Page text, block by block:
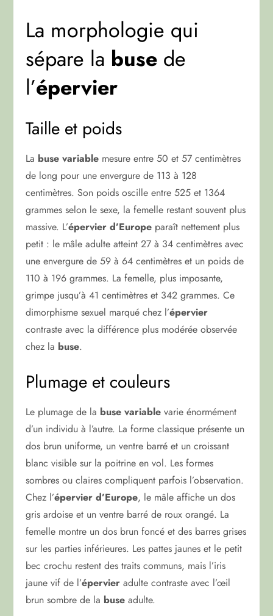
La morphologie qui
sépare la buse de
l’épervier
Taille et poids
La buse variable mesure entre 50 et 57 centimètres
de long pour une envergure de 113 à 128
centimètres. Son poids oscille entre 525 et 1364
grammes selon le sexe, la femelle restant souvent plus
massive. L’épervier d’Europe paraît nettement plus
petit : le mâle adulte atteint 27 à 34 centimètres avec
une envergure de 59 à 64 centimètres et un poids de
110 à 196 grammes. La femelle, plus imposante,
grimpe jusqu’à 41 centimètres et 342 grammes. Ce
dimorphisme sexuel marqué chez l’épervier
contraste avec la différence plus modérée observée
chez la buse.
Plumage et couleurs
Le plumage de la buse variable varie énormément
d’un individu à l’autre. La forme classique présente un
dos brun uniforme, un ventre barré et un croissant
blanc visible sur la poitrine en vol. Les formes
sombres ou claires compliquent parfois l’observation.
Chez l’épervier d’Europe, le mâle affiche un dos
gris ardoise et un ventre barré de roux orangé. La
femelle montre un dos brun foncé et des barres grises
sur les parties inférieures. Les pattes jaunes et le petit
bec crochu restent des traits communs, mais l’iris
jaune vif de l’épervier adulte contraste avec l’œil
brun sombre de la buse adulte.